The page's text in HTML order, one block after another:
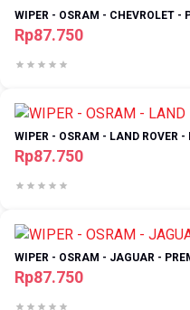
WIPER - OSRAM - CHEVROLET -
Rp87.750
WIPER - OSRAM - LAND ROVER
Rp87.750
WIPER - OSRAM - JAGUAR -
Rp87.750